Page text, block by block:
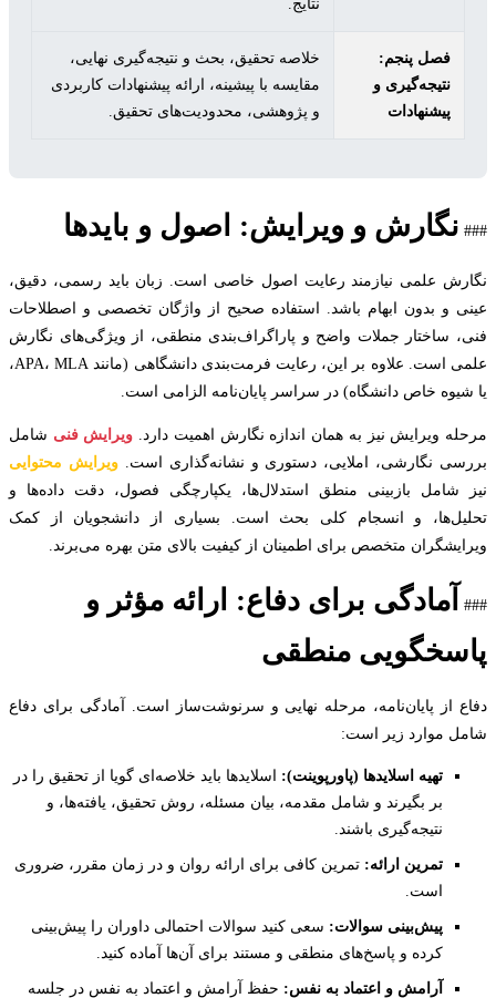
فصل پنجم:
نتیجه‌گیری و
پیشنهادات
خلاصه تحقیق، بحث و نتیجه‌گیری نهایی،
مقایسه با پیشینه، ارائه پیشنهادات کاربردی
و پژوهشی، محدودیت‌های تحقیق.
نگارش و ویرایش: اصول و بایدها
علمی نیازمند رعایت اصول خاصی است. زبان باید رسمی، دقیق،
و بدون ابهام باشد. استفاده صحیح از واژگان تخصصی و اصطلاحات
ساختار جملات واضح و پاراگراف‌بندی منطقی، از ویژگی‌های نگارش
علمی است. علاوه بر این، رعایت فرمت‌بندی دانشگاهی (مانند APA، MLA،
خاص دانشگاه) در سراسر پایان‌نامه الزامی است.
ویرایش نیز به همان اندازه نگارش اهمیت دارد. ویرایش فنی شامل
نگارشی، املایی، دستوری و نشانه‌گذاری است.ویرایش محتوایی
شامل بازبینی منطق استدلال‌ها، یکپارچگی فصول، دقت داده‌ها و
و انسجام کلی بحث است. بسیاری از دانشجویان از کمک
متخصص برای اطمینان از کیفیت بالای متن بهره می‌برند.
آمادگی برای دفاع: ارائه مؤثر و
منطقی
از پایان‌نامه، مرحله نهایی و سرنوشت‌ساز است. آمادگی برای دفاع
موارد زیر است:
تهیه اسلایدها (پاورپوینت):اسلایدها باید خلاصه‌ای گویا از تحقیق را در
بر بگیرند و شامل مقدمه، بیان مسئله، روش تحقیق، یافته‌ها، و
نتیجه‌گیری باشند.
تمرین ارائه: تمرین کافی برای ارائه روان و در زمان مقرر، ضروری
پیش‌بینی سوالات:سعی کنید سوالات احتمالی داوران را پیش‌بینی
کرده و پاسخ‌های منطقی و مستند برای آن‌ها آماده کنید.
آرامش و اعتماد به نفس:حفظ آرامش و اعتماد به نفس در جلسه